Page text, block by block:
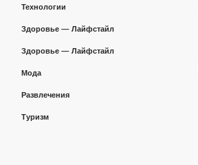
Технологии
Здоровье — Лайфстайл
Здоровье — Лайфстайл
Мода
Развлечения
Туризм